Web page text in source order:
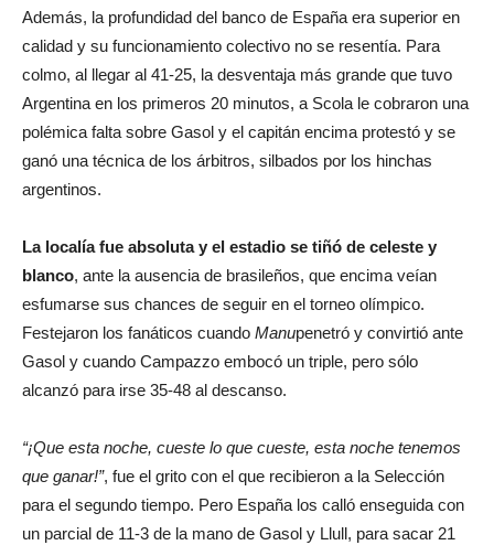
Además, la profundidad del banco de España era superior en
calidad y su funcionamiento colectivo no se resentía. Para
colmo, al llegar al 41-25, la desventaja más grande que tuvo
Argentina en los primeros 20 minutos, a Scola le cobraron una
polémica falta sobre Gasol y el capitán encima protestó y se
ganó una técnica de los árbitros, silbados por los hinchas
argentinos.
La localía fue absoluta y el estadio se tiñó de celeste y
blanco, ante la ausencia de brasileños, que encima veían
esfumarse sus chances de seguir en el torneo olímpico.
Festejaron los fanáticos cuando Manupenetró y convirtió ante
Gasol y cuando Campazzo embocó un triple, pero sólo
alcanzó para irse 35-48 al descanso.
“¡Que esta noche, cueste lo que cueste, esta noche tenemos
que ganar!”, fue el grito con el que recibieron a la Selección
para el segundo tiempo. Pero España los calló enseguida con
un parcial de 11-3 de la mano de Gasol y Llull, para sacar 21